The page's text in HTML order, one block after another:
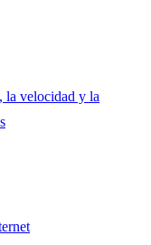
la velocidad y la